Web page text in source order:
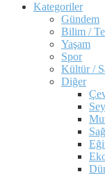
Kategoriler
Gündem
Bilim /
Yaşam
Spor
Kültür /
Diğer